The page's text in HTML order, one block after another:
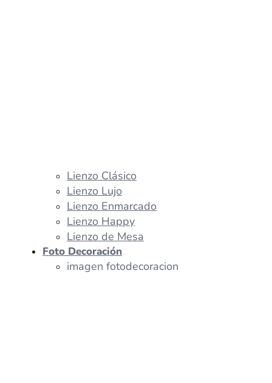
Lienzo Clásico
Lienzo Lujo
Lienzo Enmarcado
Lienzo Happy
Lienzo de Mesa
Foto Decoración
imagen fotodecoracion